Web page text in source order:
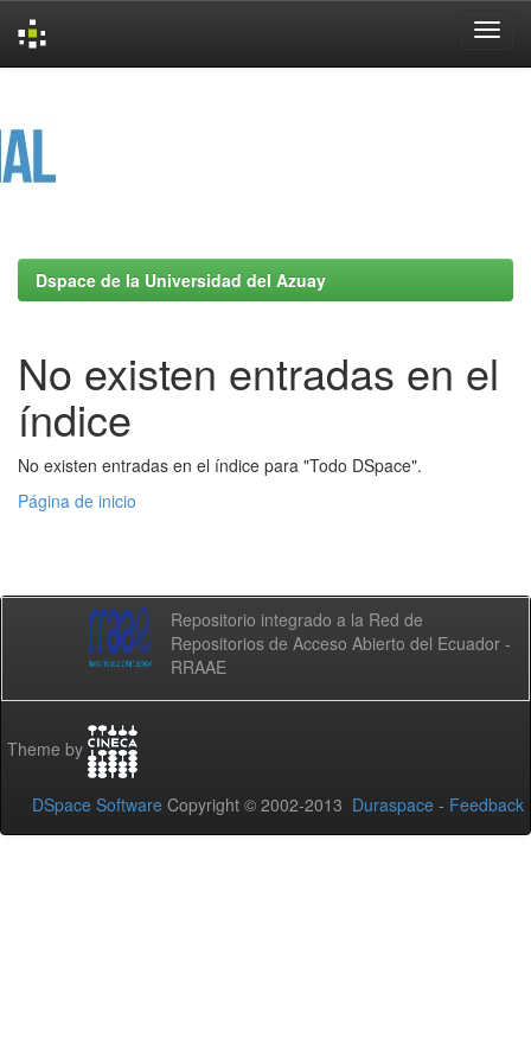
Dspace de la Universidad del Azuay
No existen entradas en el
índice
No existen entradas en el índice para "Todo DSpace".
Página de inicio
Repositorio integrado a la Red de
Repositorios de Acceso Abierto del Ecuador -
RRAAE
Theme by
DSpace Software Copyright © 2002-2013 Duraspace - Feedback